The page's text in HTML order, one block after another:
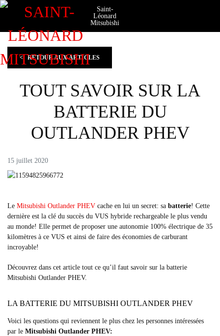
Saint-
Léonard
Mitsubishi
< RETOUR AUXARTICLES
TOUT SAVOIR SUR LA
BATTERIE DU
OUTLANDER PHEV
15 juillet 2020
Le Mitsubishi Outlander PHEV cache en lui un secret: sa batterie! Cette
dernière est la clé du succès du VUS hybride rechargeable le plus vendu
au monde! Elle permet de proposer une autonomie 100% électrique de 35
kilomètres à ce VUS et ainsi de faire des économies de carburant
incroyable!
Découvrez dans cet article tout ce qu’il faut savoir sur la batterie
Mitsubishi Outlander PHEV.
LA BATTERIE DU MITSUBISHI OUTLANDER PHEV
Voici les questions qui reviennent le plus chez les personnes intéressées
par le Mitsubishi Outlander PHEV: